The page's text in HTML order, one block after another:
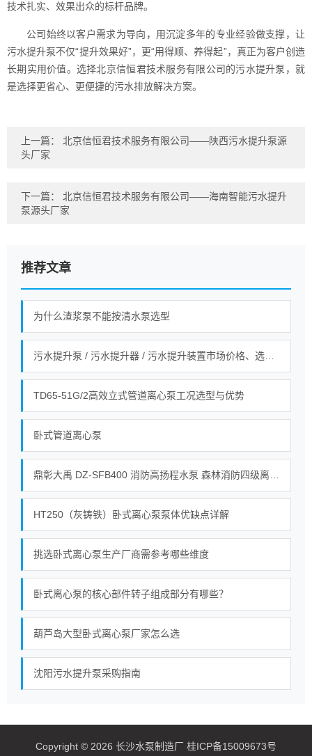
技术扎实、效果出众的标杆品牌。
公司始终以客户需求为导向，用沉淀多年的专业经验做支撑，让
污水提升泵不仅“提升效果好”，更“用得顺、养得起”，真正为客户创造
长期实用价值。选择北京信恒君技术服务有限公司的污水提升泵，就
是选择更省心、更便捷的污水排放解决方案。
上一篇： 北京信恒君技术服务有限公司——陕西污水提升泵源
头厂家
下一篇： 北京信恒君技术服务有限公司——海南智能污水提升
泵源头厂家
推荐文章
为什么渣浆泵不能按清水泵选型
TD65-51G/2高效立式管道离心泵工况选型与优势
卧式管道离心泵
HT250（灰铸铁）卧式离心泵泵体优缺点详解
挑选卧式离心泵生产厂商需参考哪些维度
卧式离心泵的核心部件转子组成部分有哪些？
葫芦岛大型卧式离心泵厂家怎么选
沈阳污水提升泵采购指南
Copyright © 2026 长沙水泵制造厂 桂ICP备15009673号